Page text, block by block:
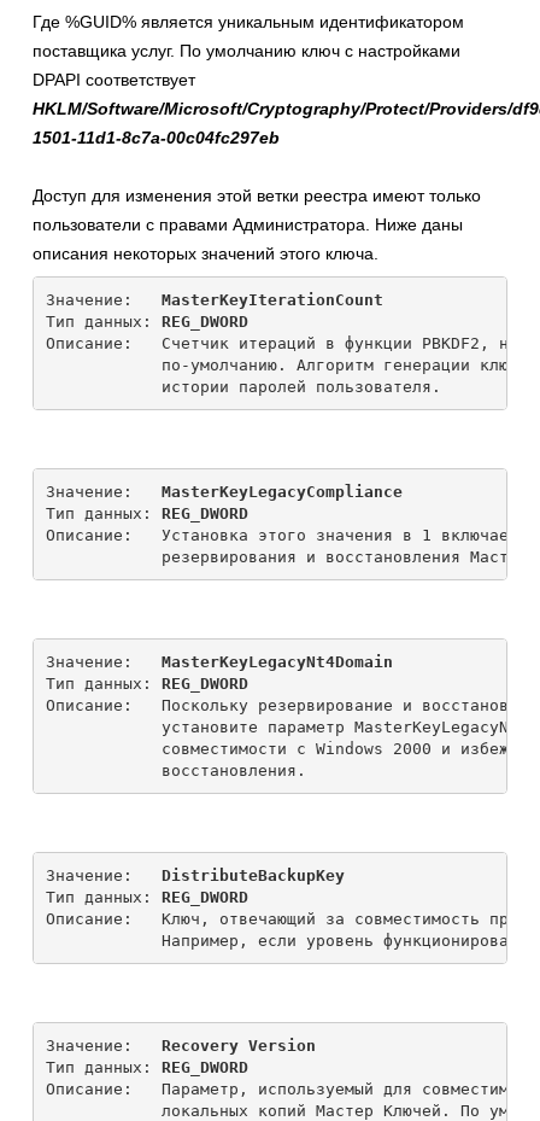
Где %GUID% является уникальным идентификатором
поставщика услуг. По умолчанию ключ с настройками
DPAPI соответствует
HKLM/Software/Microsoft/Cryptography/Protect/Providers/
1501-11d1-8c7a-00c04fc297eb
Доступ для изменения этой ветки реестра имеют только
пользователи с правами Администратора. Ниже даны
описания некоторых значений этого ключа.
Значение: MasterKeyIterationCount
Тип данных: REG_DWORD
Описание:   Счетчик итераций в функции PBKDF2, не
по-умолчанию. Алгоритм генерации ключа
Значение: MasterKeyLegacyCompliance
Тип данных: REG_DWORD
Описание:   Установка этого значения в 1 включает
Значение: MasterKeyLegacyNt4Domain
Тип данных: REG_DWORD
Описание:   Поскольку резервирование и
установите параметр
совместимости с Windows 2000 и
Значение: DistributeBackupKey
Тип данных: REG_DWORD
Описание:   Ключ, отвечающий за совместимость при
Значение: Recovery Version
Тип данных: REG_DWORD
Описание:   Параметр, используемый для
локальных копий Мастер Ключей. По